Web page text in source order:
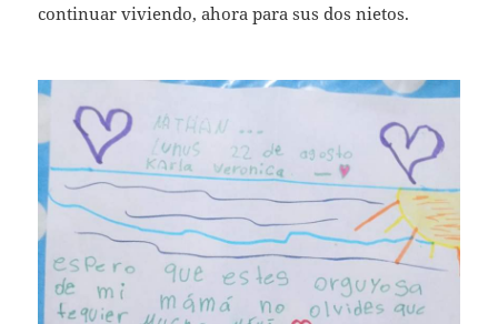
continuar viviendo, ahora para sus dos nietos.